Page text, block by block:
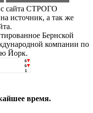
сайта СТРОГО
источник, а так же
Бернской
компании по
Йорк.
время.